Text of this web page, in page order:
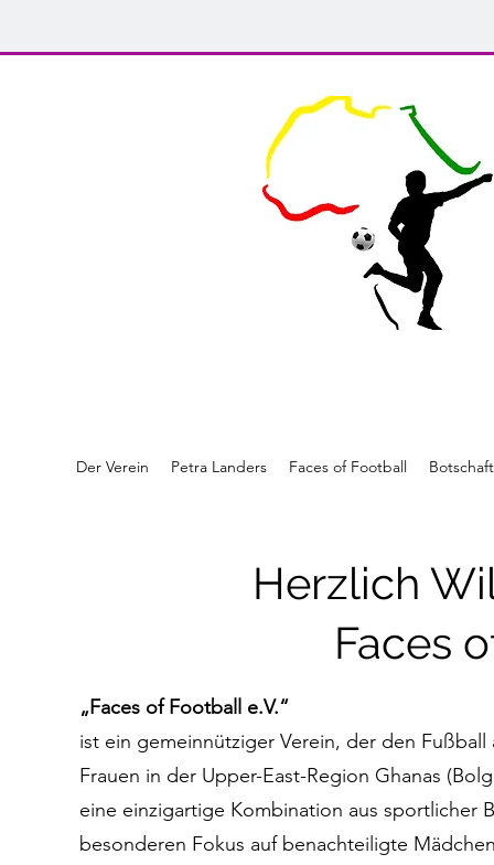
Der Verein Petra Landers Faces of Football
Herzlich
Faces
„Faces of Football e.V.“
ist ein gemeinnütziger Verein, der den
Frauen in der Upper-East-Region Ghanas
eine einzigartige Kombination aus
besonderen Fokus auf benachteiligte